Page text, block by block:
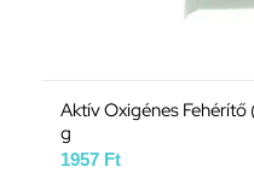
Aktív Oxigénes
g
1957 Ft